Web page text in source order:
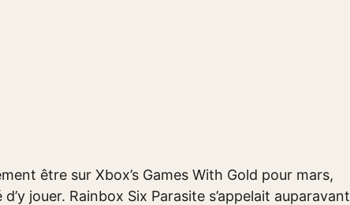
être sur Xbox’s Games With Gold pour mars,
jouer. Rainbox Six Parasite s’appelait auparavant